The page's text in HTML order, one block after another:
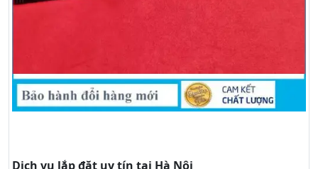
Dịch vụ lắp đặt uy tín tại Hà Nội